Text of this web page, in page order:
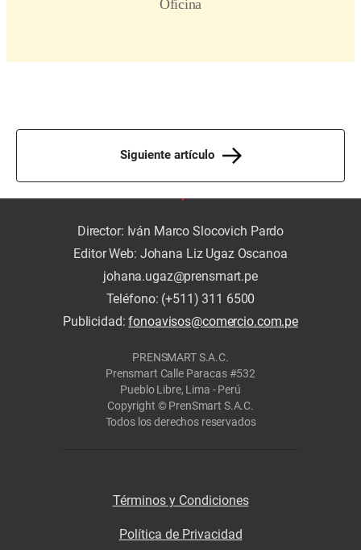
Siguiente artículo
Director: Iván Marco Slocovich Pardo
Editor Web: Johana Liz Ugaz Oscanoa
johana.ugaz@prensmart.pe
Teléfono: (+511) 311 6500
Publicidad:fonoavisos@comercio.com.pe
PRENSMART S.A.C.
Prensmart Calle Paracas #532
Pueblo Libre, Lima - Perú
Copyright © PrenSmart S.A.C.
Todos los derechos reservados
Términos y Condiciones
Política de Privacidad